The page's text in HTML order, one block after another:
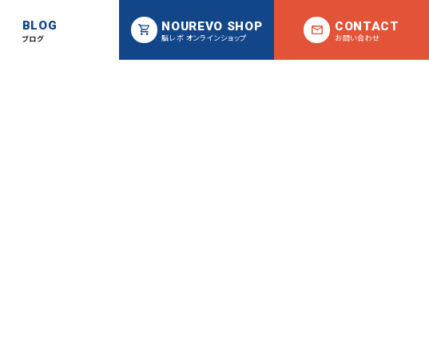
BLOG
ブログ
NOUREVO SHOP
脳レボ オンラインショップ
CONTACT
お問い合わせ